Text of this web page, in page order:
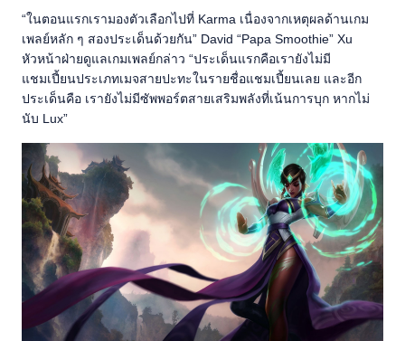
“ในตอนแรกเรามองตัวเลือกไปที่ Karma เนื่องจากเหตุผลด้านเกม
เพลย์หลัก ๆ สองประเด็นด้วยกัน” David “Papa Smoothie” Xu
หัวหน้าฝ่ายดูแลเกมเพลย์กล่าว “ประเด็นแรกคือเรายังไม่มี
แชมเปี้ยนประเภทเมจสายปะทะในรายชื่อแชมเปี้ยนเลย และอีก
ประเด็นคือ เรายังไม่มีซัพพอร์ตสายเสริมพลังที่เน้นการบุก หากไม่
นับ Lux”